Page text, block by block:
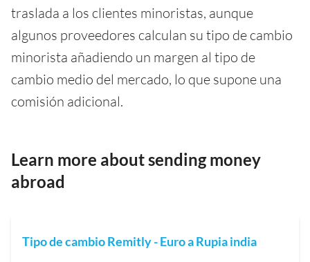
traslada a los clientes minoristas, aunque
algunos proveedores calculan su tipo de cambio
minorista añadiendo un margen al tipo de
cambio medio del mercado, lo que supone una
comisión adicional.
Learn more about sending money
abroad
Tipo de cambio Remitly - Euro a Rupia india